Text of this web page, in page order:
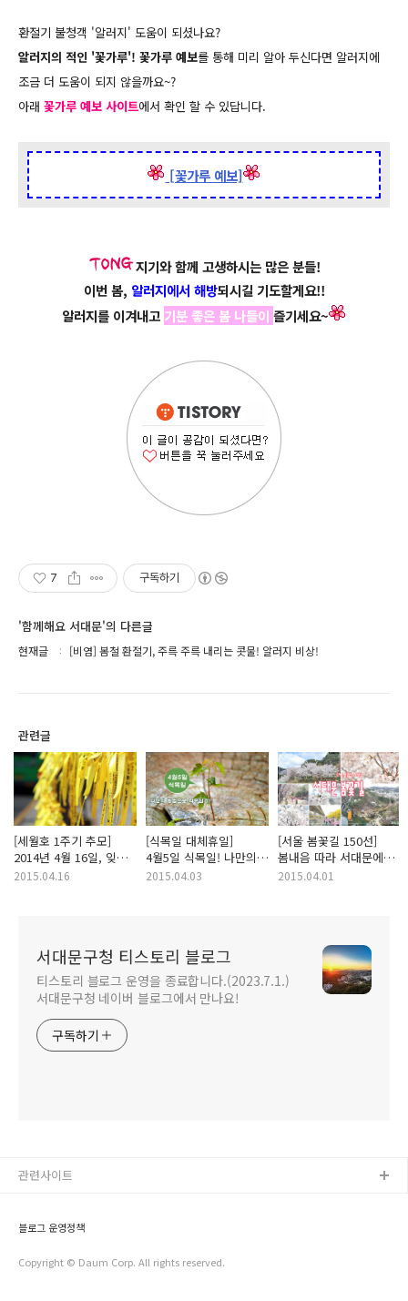
환절기 불청객 '알러지' 도움이 되셨나요?
알러지의 적인 '꽃가루'! 꽃가루 예보를 통해 미리 알아 두신다면 알러지에
조금 더 도움이 되지 않을까요~?
아래 꽃가루 예보 사이트에서 확인 할 수 있답니다.
[꽃가루 예보]
지기와 함께 고생하시는 많은 분들!
이번 봄, 알러지에서 해방되시길 기도할게요!!
알러지를 이겨내고 기분 좋은 봄 나들이 즐기세요~
7 구독하기
'함께해요 서대문'의 다른글
현재글 [비염] 봄철 환절기, 주륵 주륵 내리는 콧물! 알러지 비상!
관련글
[세월호 1주기 추모]
2014년 4월 16일, 잊지
않을게요!
2015.04.16
[식목일 대체휴일]
4월5일 식목일! 나만의
방법으로 나무심기! 종이
2015.04.03
[서울 봄꽃길 150선]
봄내음 따라 서대문에서
즐기는 봄꽃길!
2015.04.01
서대문구청 티스토리 블로그
티스토리 블로그 운영을 종료합니다.(2023.7.1.)
서대문구청 네이버 블로그에서 만나요!
구독하기
블로그 운영정책
Copyright © Daum Corp. All rights reserved.
관련사이트